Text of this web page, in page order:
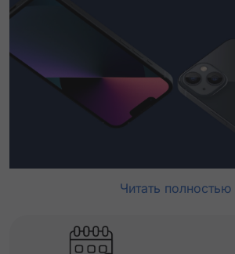
Читать полностью